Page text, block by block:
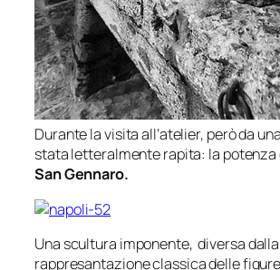
Durante la visita all’atelier, però da
stata letteralmente rapita: la potenza
San Gennaro.
Una scultura imponente, diversa dalla
rappresantazione classica delle